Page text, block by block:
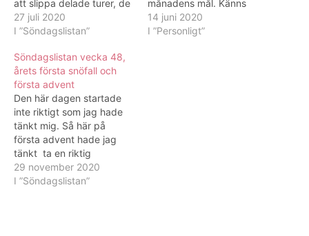
att slippa delade turer, de
saknar jag inte direkt.
Idag har jag varit på ett
platsansvarig på ett
pyskiatriboende i stan vad
gäller min praktik. Vi…
27 juli 2020
I ”Söndagslistan”
månadens mål. Känns
skönt att kunna sätta
check på mina mål. Mål
14 juni 2020
I ”Personligt”
Söndagslistan vecka 48,
årets första snöfall och
första advent
Den här dagen startade
inte riktigt som jag hade
tänkt mig. Så här på
första advent hade jag
tänkt ta en riktig
mysfrukost innan jag
skulle till jobbet med
29 november 2020
I ”Söndagslistan”